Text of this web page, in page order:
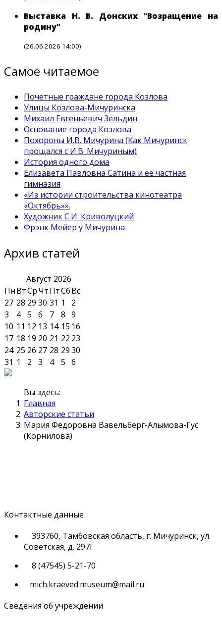
Выставка Н. В. Донских "Возращение на
родину"
(26.06.2026 14:00)
Самое читаемое
Почетные граждане города Козлова
Улицы Козлова-Мичуринска
Михаил Евгеньевич Зельдин
Основание города Козлова
Похороны И.В. Мичурина (Как Мичуринск
прощался с И.В. Мичуриным)
История одного дома
Елизавета Павловна Сатина и её частная
гимназия
«Из истории строительства кинотеатра
«Октябрь»».
Художник С.И. Криволуцкий
Фрэнк Мейер у Мичурина
Архив статей
Август 2026
ПнВтСрЧтПтСбВс
27 28 29 30 31 1
2
3
4 5 6 7 8 9
10 11 12 13 14 15 16
17 18 19 20 21 22 23
24 25 26 27 28 2930
31 1 2 3 4 5 6
Вы здесь:
Главная
Авторские статьи
Мария Фёдоровна Вавельберг-Алымова-Гус
(Корнилова)
Контактные данные
393760, Тамбовская область, г. Мичуринск, ул.
Советская, д. 297Г
8 (47545) 5-21-70
mich.kraeved.museum@mail.ru
Сведения об учреждении